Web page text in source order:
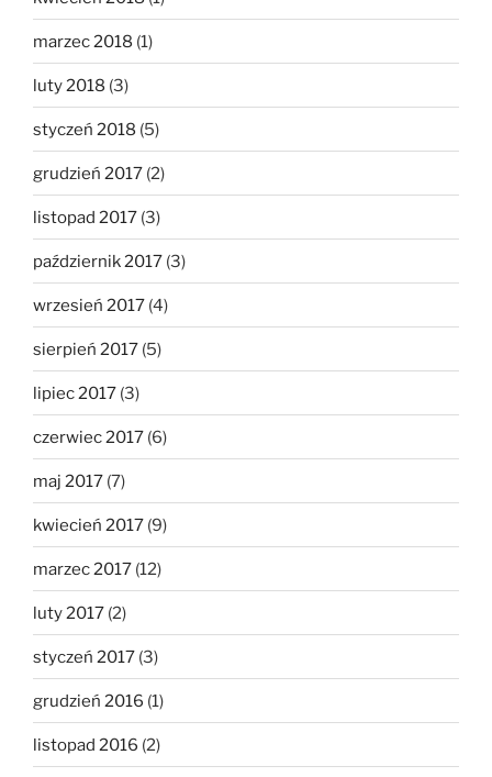
marzec 2018 (1)
luty 2018 (3)
styczeń 2018 (5)
grudzień 2017 (2)
listopad 2017 (3)
październik 2017 (3)
wrzesień 2017 (4)
sierpień 2017 (5)
lipiec 2017 (3)
czerwiec 2017 (6)
maj 2017 (7)
kwiecień 2017 (9)
marzec 2017 (12)
luty 2017 (2)
styczeń 2017 (3)
grudzień 2016 (1)
listopad 2016 (2)